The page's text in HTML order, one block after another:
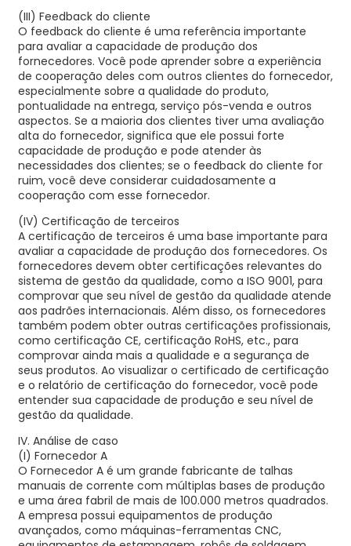
(III) Feedback do cliente
O feedback do cliente é uma referência importante
para avaliar a capacidade de produção dos
fornecedores. Você pode aprender sobre a experiência
de cooperação deles com outros clientes do fornecedor,
especialmente sobre a qualidade do produto,
pontualidade na entrega, serviço pós-venda e outros
aspectos. Se a maioria dos clientes tiver uma avaliação
alta do fornecedor, significa que ele possui forte
capacidade de produção e pode atender às
necessidades dos clientes; se o feedback do cliente for
ruim, você deve considerar cuidadosamente a
cooperação com esse fornecedor.
(IV) Certificação de terceiros
A certificação de terceiros é uma base importante para
avaliar a capacidade de produção dos fornecedores. Os
fornecedores devem obter certificações relevantes do
sistema de gestão da qualidade, como a ISO 9001, para
comprovar que seu nível de gestão da qualidade atende
aos padrões internacionais. Além disso, os fornecedores
também podem obter outras certificações profissionais,
como certificação CE, certificação RoHS, etc., para
comprovar ainda mais a qualidade e a segurança de
seus produtos. Ao visualizar o certificado de certificação
e o relatório de certificação do fornecedor, você pode
entender sua capacidade de produção e seu nível de
gestão da qualidade.
IV. Análise de caso
(I) Fornecedor A
O Fornecedor A é um grande fabricante de talhas
manuais de corrente com múltiplas bases de produção
e uma área fabril de mais de 100.000 metros quadrados.
A empresa possui equipamentos de produção
avançados, como máquinas-ferramentas CNC,